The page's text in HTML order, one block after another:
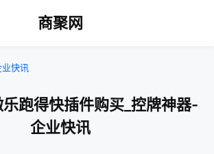
商聚网
快讯
跑得快插件购买_控牌神器-
企业快讯